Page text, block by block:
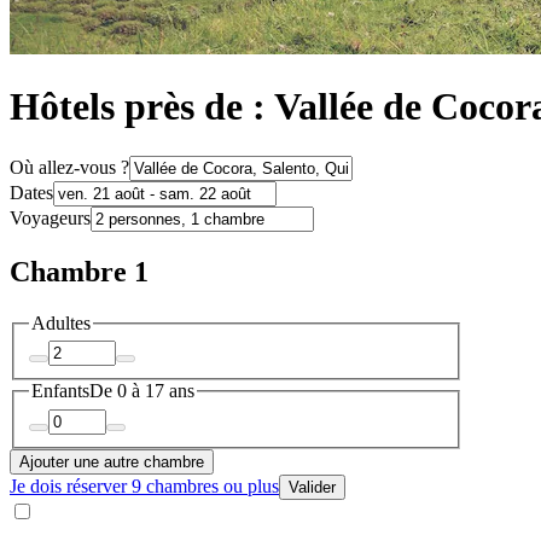
Hôtels près de : Vallée de
Où allez-vous ?
Dates
Voyageurs
Chambre 1
Adultes
EnfantsDe 0 à 17 ans
Ajouter une autre chambre
Je dois réserver 9 chambres ou plus Valider